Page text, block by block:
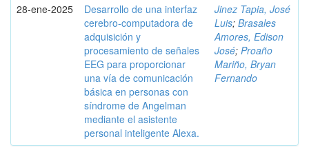
28-ene-2025
Desarrollo de una interfaz
cerebro-computadora de
adquisición y
procesamiento de señales
EEG para proporcionar
una vía de comunicación
básica en personas con
síndrome de Angelman
mediante el asistente
personal inteligente Alexa.
Jinez Tapia, José
Luis; Brasales
Amores, Edison
José; Proaño
Mariño, Bryan
Fernando